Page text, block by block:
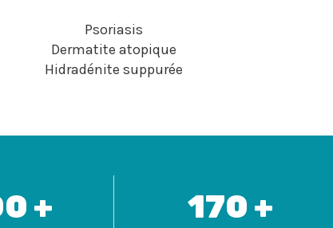
Psoriasis
Dermatite atopique
Hidradénite suppurée
+ 170 +